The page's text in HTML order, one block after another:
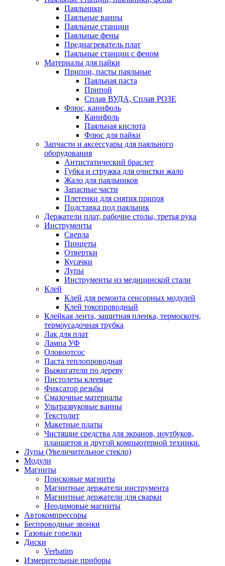
Паяльники
Паяльные ванны
Паяльные станции
Паяльные фены
Преднагреватель плат
Паяльные станции с феном
Материалы для пайки
Припои, пасты паяльные
Паяльная паста
Припой
Сплав ВУДА, Сплав РОЗЕ
Флюс, канифоль
Канифоль
Паяльная кислота
Флюс для пайки
Запчасти и аксессуары для паяльного
оборудования
Антистатический браслет
Губка и стружка для очистки жало
Жало для паяльников
Запасные части
Плетенки для снятия припоя
Подставка под паяльник
Держатели плат, рабочие столы, третья рука
Инструменты
Сверла
Пинцеты
Отвертки
Кусачки
Лупы
Инструменты из медицинской стали
Клей
Клей для ремонта сенсорных модулей
Клей токопроводный
Клейкая лента, защитная пленка, термоскотч,
термоусадочная трубка
Лак для плат
Лампа УФ
Оловоотсос
Паста теплопроводная
Выжигатели по дереву
Пистолеты клеевые
Фиксатор резьбы
Смазочные материалы
Ультразвуковые ванны
Текстолит
Макетные платы
Чистящие средства для экранов, ноутбуков,
планшетов и другой компьютерной техники.
Лупы (Увеличительное стекло)
Модули
Магниты
Поисковые магниты
Магнитные держатели инструмента
Магнитные держатели для сварки
Неодимовые магниты
Автокомпрессоры
Беспроводные звонки
Газовые горелки
Диски
Verbatim
Измерительные приборы